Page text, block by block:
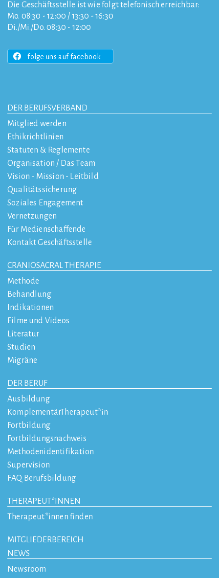
Die Geschäftsstelle ist wie folgt telefonisch erreichbar:
Mo. 08:30 - 12:00 / 13:30 - 16:30
Di./Mi./Do. 08:30 - 12:00
folge uns auf facebook
DER BERUFSVERBAND
Mitglied werden
Ethikrichtlinien
Statuten & Reglemente
Organisation / Das Team
Vision - Mission - Leitbild
Qualitätssicherung
Soziales Engagement
Vernetzungen
Für Medienschaffende
Kontakt Geschäftsstelle
CRANIOSACRAL THERAPIE
Methode
Behandlung
Indikationen
Filme und Videos
Literatur
Studien
Migräne
DER BERUF
Ausbildung
KomplementärTherapeut*in
Fortbildung
Fortbildungsnachweis
Methodenidentifikation
Supervision
FAQ Berufsbildung
THERAPEUT*INNEN
Therapeut*innen finden
MITGLIEDERBEREICH
NEWS
Newsroom